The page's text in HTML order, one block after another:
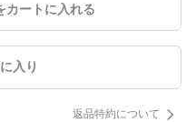
カートに入れる
入り
返品特約について